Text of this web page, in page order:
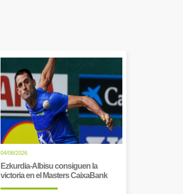
04/08/2026
Ezkurdia-Albisu consiguen la
victoria en el Masters CaixaBank